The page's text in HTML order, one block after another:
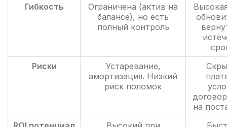
Гибкость
Ограничена (актив на
балансе), но есть
полный контроль
Риски
Устаревание,
амортизация. Низкий
риск поломок
на